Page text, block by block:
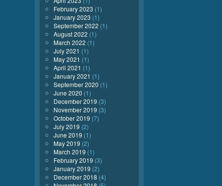
February 2023 (1)
January 2023 (1)
September 2022 (1)
August 2022 (1)
March 2022 (1)
July 2021 (1)
May 2021 (1)
April 2021 (1)
January 2021 (1)
September 2020 (1)
June 2020 (1)
December 2019 (3)
November 2019 (3)
October 2019 (7)
July 2019 (2)
June 2019 (1)
May 2019 (2)
March 2019 (1)
February 2019 (3)
January 2019 (2)
December 2018 (4)